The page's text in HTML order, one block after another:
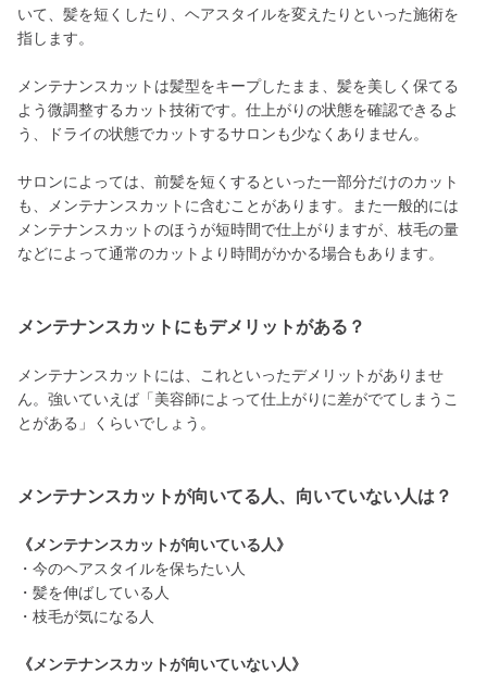
いて、髪を短くしたり、ヘアスタイルを変えたりといった施術を
指します。
メンテナンスカットは髪型をキープしたまま、髪を美しく保てる
よう微調整するカット技術です。仕上がりの状態を確認できるよ
う、ドライの状態でカットするサロンも少なくありません。
サロンによっては、前髪を短くするといった一部分だけのカット
も、メンテナンスカットに含むことがあります。また一般的には
メンテナンスカットのほうが短時間で仕上がりますが、枝毛の量
などによって通常のカットより時間がかかる場合もあります。
メンテナンスカットにもデメリットがある？
メンテナンスカットには、これといったデメリットがありませ
ん。強いていえば「美容師によって仕上がりに差がでてしまうこ
とがある」くらいでしょう。
メンテナンスカットが向いてる人、向いていない人は？
《メンテナンスカットが向いている人》
・今のヘアスタイルを保ちたい人
・髪を伸ばしている人
・枝毛が気になる人
《メンテナンスカットが向いていない人》